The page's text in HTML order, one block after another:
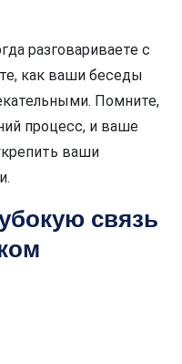
разговариваете с
как ваши беседы
Помните,
процесс, и ваше
ваши
связь